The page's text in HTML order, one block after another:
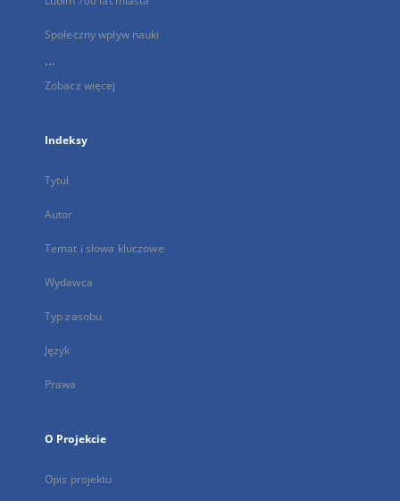
Społeczny wpływ nauki
...
Zobacz więcej
Indeksy
Tytuł
Autor
Temat i słowa kluczowe
Wydawca
Typ zasobu
Język
Prawa
O Projekcie
Opis projektu